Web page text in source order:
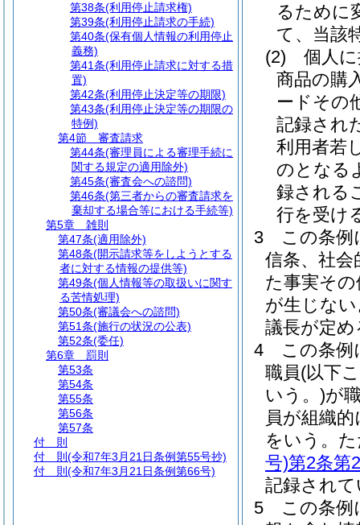
るために
て、当該
(2)
個人
商品の購
ードその
記録され
利用者若
のとなる
録される
行を受け
3
この条例
信条、社会
た事実そ
が生じな
議長が定
4
この条例
職員(以下
いう。)が
員が組織
をいう。
号)第2条第
記録され
5
この条例
第38条(利用停止請求権)
第39条(利用停止請求の手続)
第40条(保有個人情報の利用停止
義務)
第41条(利用停止請求に対する措
置)
第42条(利用停止決定等の期限)
第43条(利用停止決定等の期限の
特例)
第4節
審査請求
第44条(審理員による審理手続に
関する規定の適用除外)
第45条(審査会への諮問)
第46条(第三者からの審査請求を
棄却する場合等における手続等)
第5章
雑則
第47条(適用除外)
第48条(開示請求等をしようとする
者に対する情報の提供等)
第49条(個人情報等の取扱いに関す
る苦情処理)
第50条(審議会への諮問)
第51条(施行の状況の公表)
第52条(委任)
第6章
罰則
第53条
第54条
第55条
第56条
第57条
付 則
付 則 (令和7年3月21日条例第55号抄)
付 則 (令和7年3月21日条例第66号)